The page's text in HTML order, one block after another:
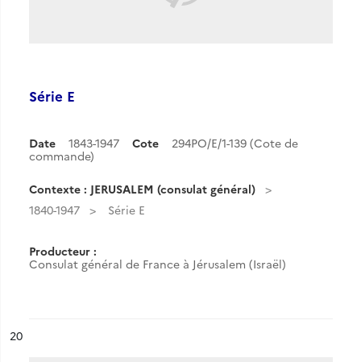
Série E
Date 1843-1947 Cote
294PO/E/1-139 (Cote de
commande)
Contexte : JERUSALEM (consulat général)
1840-1947
Série E
Producteur :
Consulat général de France à Jérusalem (Israël)
n°
20